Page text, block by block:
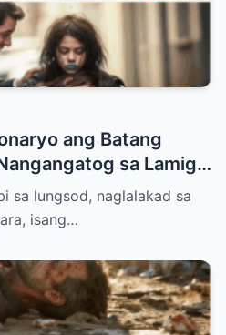
ang Batang
sa Lamig,
Ginawa Niyang Isa
sa lungsod, naglalakad sa
isang…